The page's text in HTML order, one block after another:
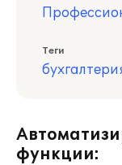
Теги
функции: